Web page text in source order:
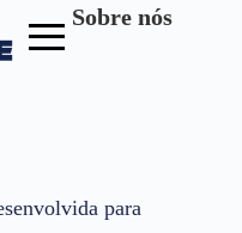
Sobre nós
para